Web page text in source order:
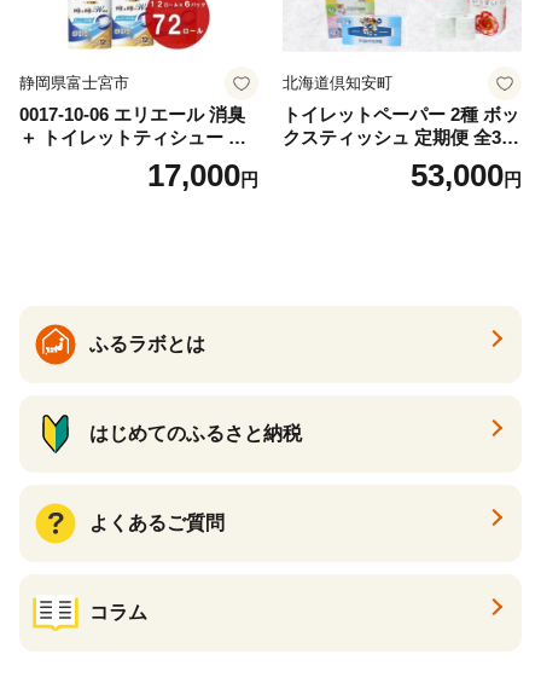
静岡県富士宮市
0017-10-06 エリエール 消臭
＋ トイレットティシュー し
っかり香るフレッシュクリア
の香り ダブル 12ロール×6パ
17,000円
北海道倶知安町
トイレットペーパー 2種 ボッ
クスティッシュ 定期便 全3
回 日本製 まとめ買い 防災
常備品 日用雑貨 消耗品 生活
53,000円
ふるラボとは
はじめてのふるさと納税
よくあるご質問
コラム